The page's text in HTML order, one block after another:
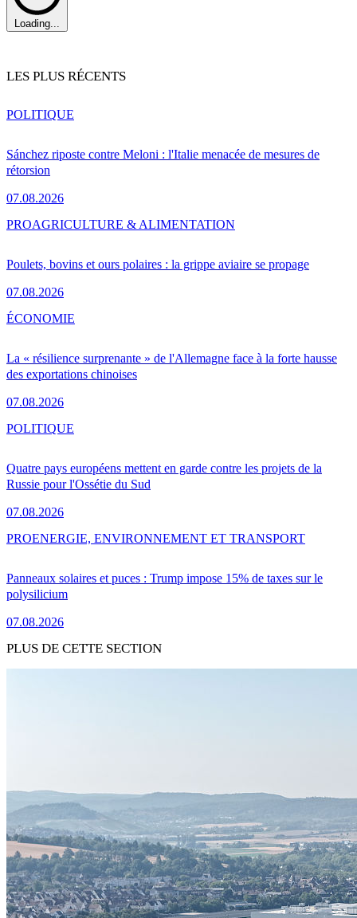
Loading...
LES PLUS RÉCENTS
Sánchez riposte contre Meloni : l'Italie menacée de mesures de
rétorsion
07.08.2026
POLITIQUE
Poulets, bovins et ours polaires : la grippe aviaire se propage
07.08.2026
PROAGRICULTURE & ALIMENTATION
La « résilience surprenante » de l'Allemagne face à la forte hausse
des exportations chinoises
07.08.2026
ÉCONOMIE
Quatre pays européens mettent en garde contre les projets de la
Russie pour l'Ossétie du Sud
07.08.2026
POLITIQUE
Panneaux solaires et puces : Trump impose 15% de taxes sur le
polysilicium
07.08.2026
PROENERGIE, ENVIRONNEMENT ET TRANSPORT
PLUS DE CETTE SECTION